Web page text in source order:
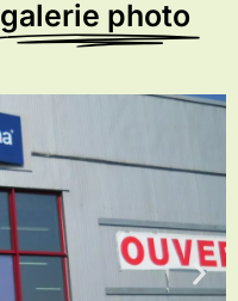
galerie photo